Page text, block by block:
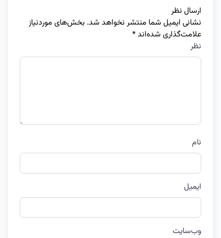
ارسال نظر
نشانی ایمیل شما منتشر نخواهد شد. بخش‌های موردنیاز
علامت‌گذاری شده‌اند*
نظر
نام
ایمیل
وب‌سایت